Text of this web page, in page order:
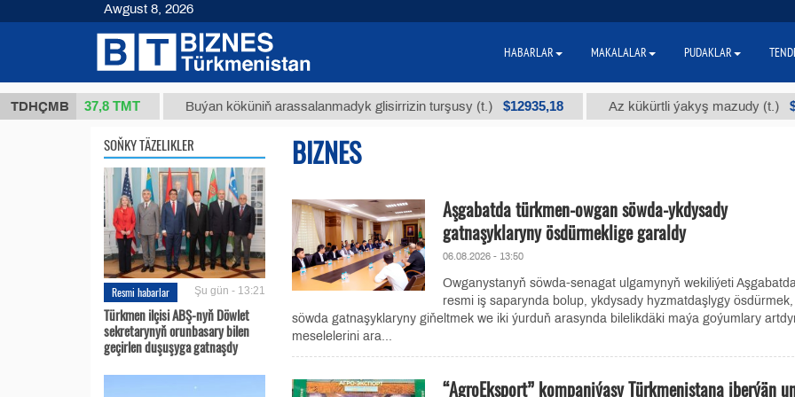
TDHÇMB
(kg.) 37,8 ТМТ Buýan köküniň arassalanmadyk glisirrizin turşusy (t.) $12935,18 Az kükürtli ýakyş mazudy (t.) $300
SOŇKY TÄZELIKLER
Resmi habarlar Şu gün - 13:21
Türkmen ilçisi ABŞ-nyň Döwlet
sekretarynyň orunbasary bilen
geçirlen duşuşyga gatnaşdy
BIZNES
Aşgabatda türkmen-owgan söwda-ykdysady
gatnaşyklaryny ösdürmeklige garaldy
06.08.2026 - 13:50
Owganystanyň söwda-senagat ulgamynyň wekiliýeti
resmi iş saparynda bolup, ykdysady hyzmatdaşlygy ösdürmek,
söwda gatnaşyklaryny giňeltmek we iki ýurduň arasynda bilelikdäki maýa goýumlary
meselelerini ara...
“AgroEksport” kompaniýasy Türkmenistana iberýän
Awgust 8, 2026
HABARLAR MAKALALAR PUDAKLAR